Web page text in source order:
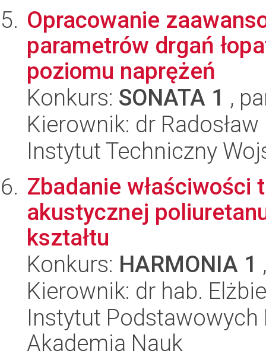
Opracowanie
parametrów drgań
poziomu naprężeń
Konkurs: SONATA 1 ,
Kierownik: dr
Instytut Techniczny
Zbadanie
akustycznej
kształtu
Konkurs: HARMONIA 1
Kierownik: dr hab.
Instytut
Akademia Nauk